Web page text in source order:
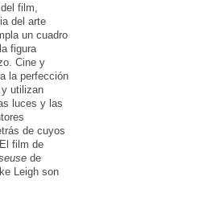
film,
del arte
un cuadro
figura
Cine y
la perfección
y utilizan
luces y las
de cuyos
film de
de
Leigh son